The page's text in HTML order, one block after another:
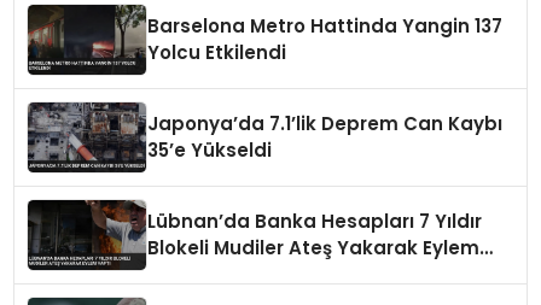
Barselona Metro Hattinda Yangin 137
Yolcu Etkilendi
Japonya’da 7.1’lik Deprem Can Kaybı
35’e Yükseldi
Lübnan’da Banka Hesapları 7 Yıldır
Blokeli Mudiler Ateş Yakarak Eylem